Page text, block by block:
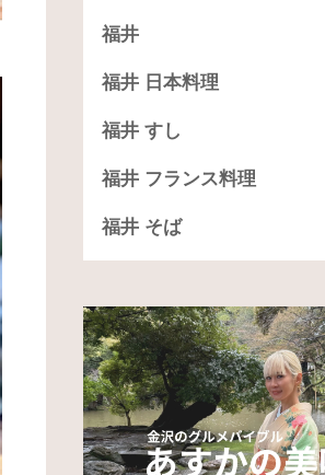
福井
福井 日本料理
福井 すし
福井 フランス料理
福井 そば